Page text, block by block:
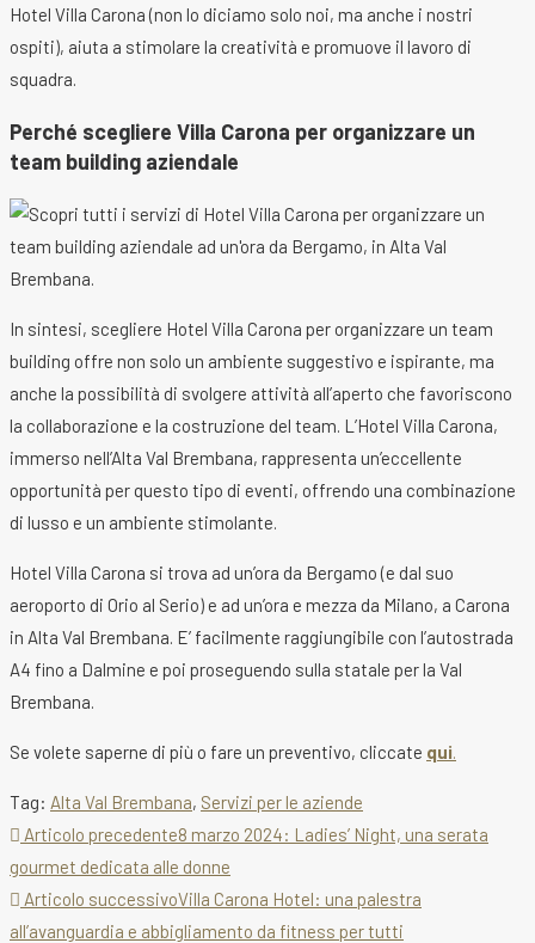
Hotel Villa Carona (non lo diciamo solo noi, ma anche i nostri
ospiti), aiuta a stimolare la creatività e promuove il lavoro di
squadra.
Perché scegliere Villa Carona per organizzare un
team building aziendale
In sintesi, scegliere Hotel Villa Carona per organizzare un team
building offre non solo un ambiente suggestivo e ispirante, ma
anche la possibilità di svolgere attività all’aperto che favoriscono
la collaborazione e la costruzione del team. L’Hotel Villa Carona,
immerso nell’Alta Val Brembana, rappresenta un’eccellente
opportunità per questo tipo di eventi, offrendo una combinazione
di lusso e un ambiente stimolante.
Hotel Villa Carona si trova ad un’ora da Bergamo (e dal suo
aeroporto di Orio al Serio) e ad un’ora e mezza da Milano, a Carona
in Alta Val Brembana. E’ facilmente raggiungibile con l’autostrada
A4 fino a Dalmine e poi proseguendo sulla statale per la Val
Brembana.
Se volete saperne di più o fare un preventivo, cliccate qui.
Tag: Alta Val Brembana, Servizi per le aziende
Leggi
altri
articoli
Articolo precedente8 marzo 2024: Ladies’ Night, una serata
gourmet dedicata alle donne
Articolo successivoVilla Carona Hotel: una palestra
all’avanguardia e abbigliamento da fitness per tutti